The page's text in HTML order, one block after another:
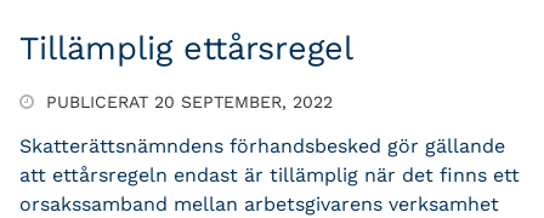
Tillämplig ettårsregel
PUBLICERAT 20 SEPTEMBER, 2022
Skatterättsnämndens förhandsbesked gör gällande
att ettårsregeln endast är tillämplig när det finns ett
orsakssamband mellan arbetsgivarens verksamhet